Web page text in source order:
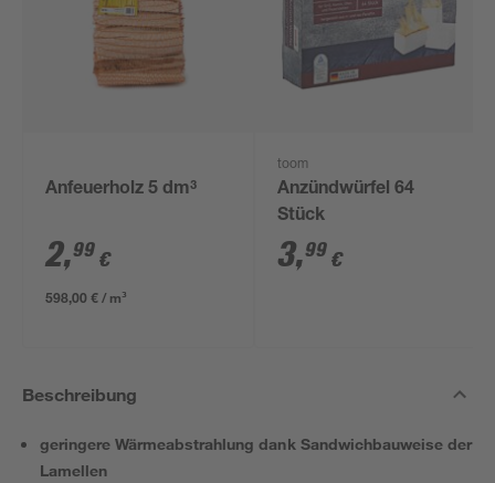
Anfeuerholz 5 dm³
2,99 €
598,00 € / m³
toom
Anzündwürfel 64
Stück
3,99 €
Beschreibung
geringere Wärmeabstrahlung dank Sandwichbauweise der
Lamellen